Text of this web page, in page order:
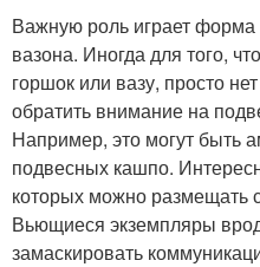
Важную роль играет форма
вазона. Иногда для того,
горшок или вазу, просто
обратить внимание на
Например, это могут быть
подвесных кашпо.
которых можно размещать
Вьющиеся экземпляры
замаскировать